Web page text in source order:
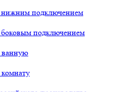
нижним подключением
боковым подключением
ванную